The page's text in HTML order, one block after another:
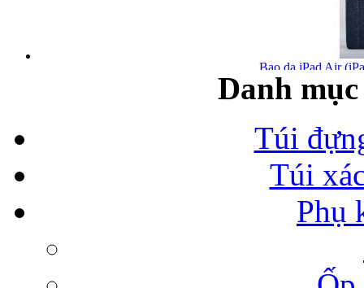
Bao da iPad Air
Bao da iPad Air
Danh
Túi
Túi
Phụ